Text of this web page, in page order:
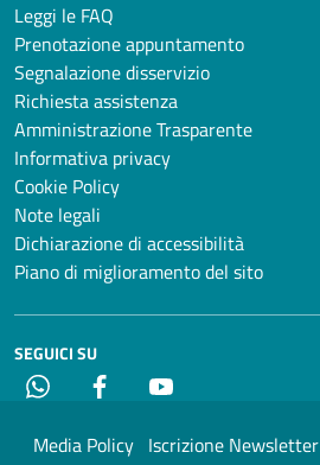
Leggi le FAQ
Prenotazione appuntamento
Segnalazione disservizio
Richiesta assistenza
Amministrazione Trasparente
Informativa privacy
Cookie Policy
Note legali
Dichiarazione di accessibilità
Piano di miglioramento del sito
SEGUICI SU
Whatsapp Facebook
Media Policy Iscrizione Newsletter